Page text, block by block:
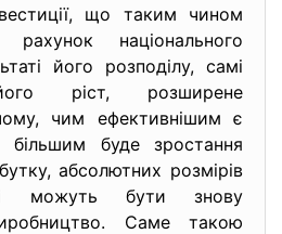
що таким чином
національного
його розподілу, самі
ріст, розширене
чим ефективнішим є
більшим буде зростання
абсолютних розмірів
можуть бути знову
Саме такою